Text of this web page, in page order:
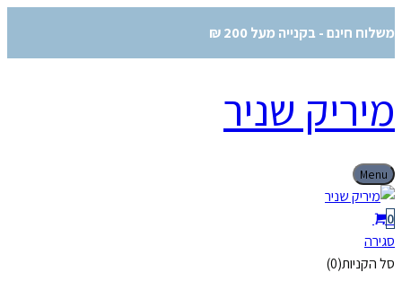
משלוח חינם - בקנייה מעל 200 ₪
מיריק שניר
Menu
0
סגירה
סל הקניות(0)